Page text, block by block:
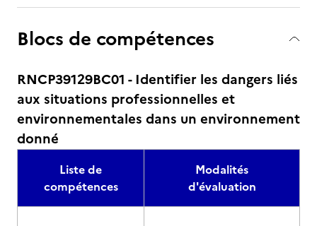
Blocs de compétences
RNCP39129BC01 - Identifier les dangers liés
aux situations professionnelles et
environnementales dans un environnement
donné
Liste de
compétences
Modalités
d'évaluation